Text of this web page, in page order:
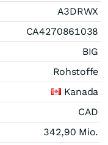
A3DRWX
CA4270861038
BIG
Rohstoffe
Kanada
CAD
342,90 Mio.